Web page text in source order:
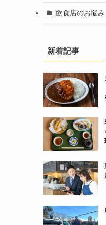
飲食店のお悩み
新着記事